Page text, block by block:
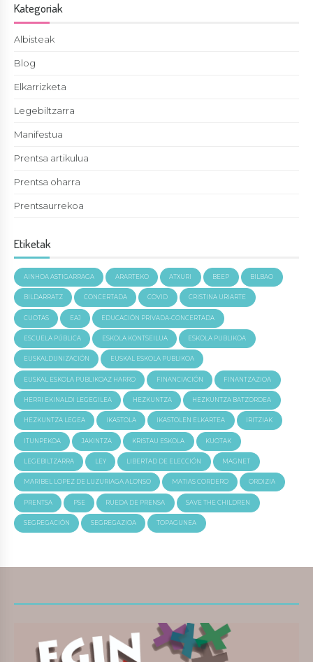
Kategoriak
Albisteak
Blog
Elkarrizketa
Legebiltzarra
Manifestua
Prentsa artikulua
Prentsa oharra
Prentsaurrekoa
Etiketak
AINHOA ASTIGARRAGA ARARTEKO ATXURI BEEP BILBAO
BILDARRATZ CONCERTADA COVID CRISTINA URIARTE
CUOTAS EAJ EDUCACIÓN PRIVADA-CONCERTADA
ESCUELA PÚBLICA ESKOLA KONTSEILUA ESKOLA PUBLIKOA
EUSKALDUNIZACIÓN EUSKAL ESKOLA PUBLIKOA
EUSKAL ESKOLA PUBLIKOAZ HARRO FINANCIACIÓN FINANTZAZIOA
HERRI EKINALDI LEGEGILEA HEZKUNTZA HEZKUNTZA BATZORDEA
HEZKUNTZA LEGEA IKASTOLA IKASTOLEN ELKARTEA IRITZIAK
ITUNPEKOA JAKINTZA KRISTAU ESKOLA KUOTAK
LEGEBILTZARRA LEY LIBERTAD DE ELECCIÓN MAGNET
MARIBEL LOPEZ DE LUZURIAGA ALONSO MATIAS CORDERO ORDIZIA
PRENTSA PSE RUEDA DE PRENSA SAVE THE CHILDREN
SEGREGACIÓN SEGREGAZIOA TOPAGUNEA